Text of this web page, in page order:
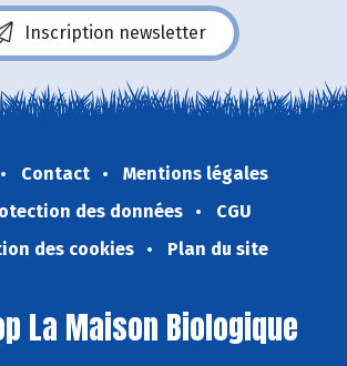
Inscription newsletter
Contact
Mentions légales
des données
CGU
des cookies
Plan du site
La Maison Biologique